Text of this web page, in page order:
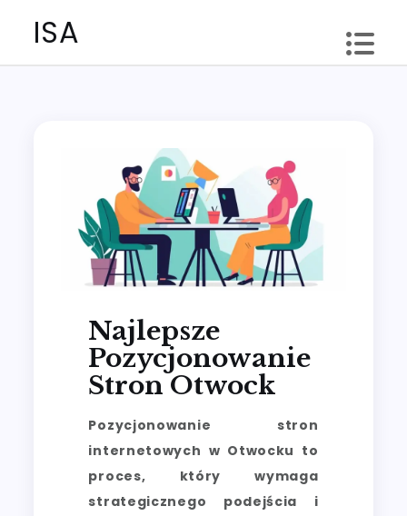
ISA
Najlepsze
Pozycjonowanie
Stron Otwock
Pozycjonowanie stron
internetowych w Otwocku to
proces, który wymaga
strategicznego podejścia i